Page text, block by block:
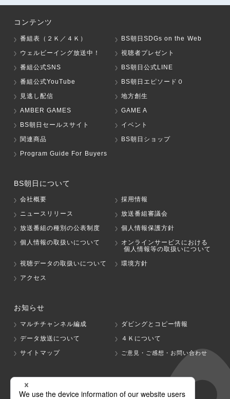
コンテンツ
番組表（２Ｋ／４Ｋ）
BS朝日SDGs on the Web
ウェルビーイング放送中！
視聴者プレゼント
番組公式SNS
BS朝日公式LINE
番組公式YouTube
BS朝日エピソード０
見逃し配信
地方創生
AMBER GAMES
GAME A
BS朝日セールスサイト
イベント
関連商品
BS朝日ショップ
Program Guide For Buyers
BS朝日について
会社概要
採用情報
ニュースリリース
放送番組審議会
放送番組の種別の公表制度
個人情報保護方針
個人情報の取扱いについて
オンラインサービスにおける
個人情報等の取扱いについて
視聴データの取扱いについて
環境方針
アクセス
お知らせ
マルチチャンネル編成
ダビングとコピー情報
データ放送について
４Ｋについて
サイトマップ
ご意見・ご感想・お問い合わせ
グループ会社